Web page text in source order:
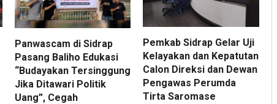
Panwascam di Sidrap
Pasang Baliho Edukasi
“Budayakan Tersinggung
Jika Ditawari Politik
Uang”, Cegah
Pemkab Sidrap Gelar Uji
Kelayakan dan Kepatutan
Calon Direksi dan Dewan
Pengawas Perumda
Tirta Saromase